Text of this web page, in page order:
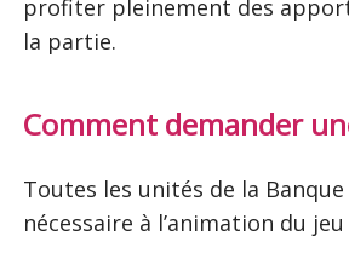
profiter pleinement des
la partie.
Comment demander
Toutes les unités de la
nécessaire à l’animation du